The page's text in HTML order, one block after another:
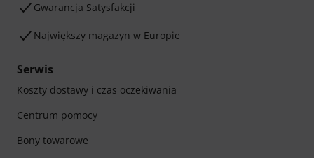
Gwarancja Satysfakcji
Największy magazyn w Europie
Serwis
Koszty dostawy i czas oczekiwania
Centrum pomocy
Bony towarowe